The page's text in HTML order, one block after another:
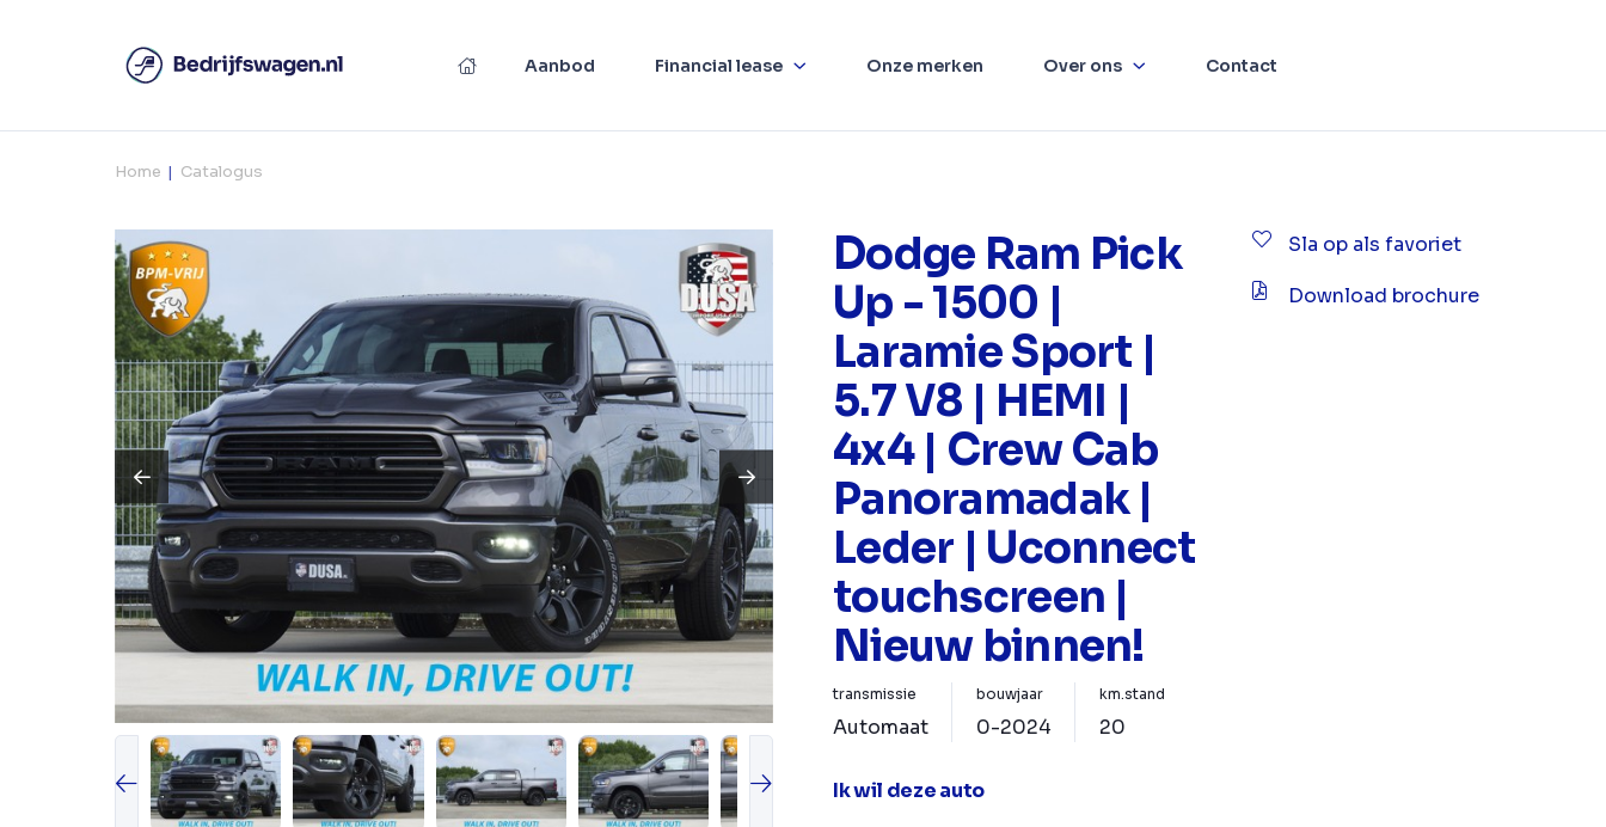
Aanbod Financial lease Onze merken Over ons Contact
Home Catalogus
Dodge Ram Pick
Up - 1500 |
Laramie Sport |
5.7 V8 | HEMI |
4x4 | Crew Cab
Panoramadak |
Leder | Uconnect
touchscreen |
Nieuw binnen!
Sla op als favoriet
Download brochure
transmissie
Automaat
bouwjaar
0-2024
km.stand
20
Ik wil deze auto